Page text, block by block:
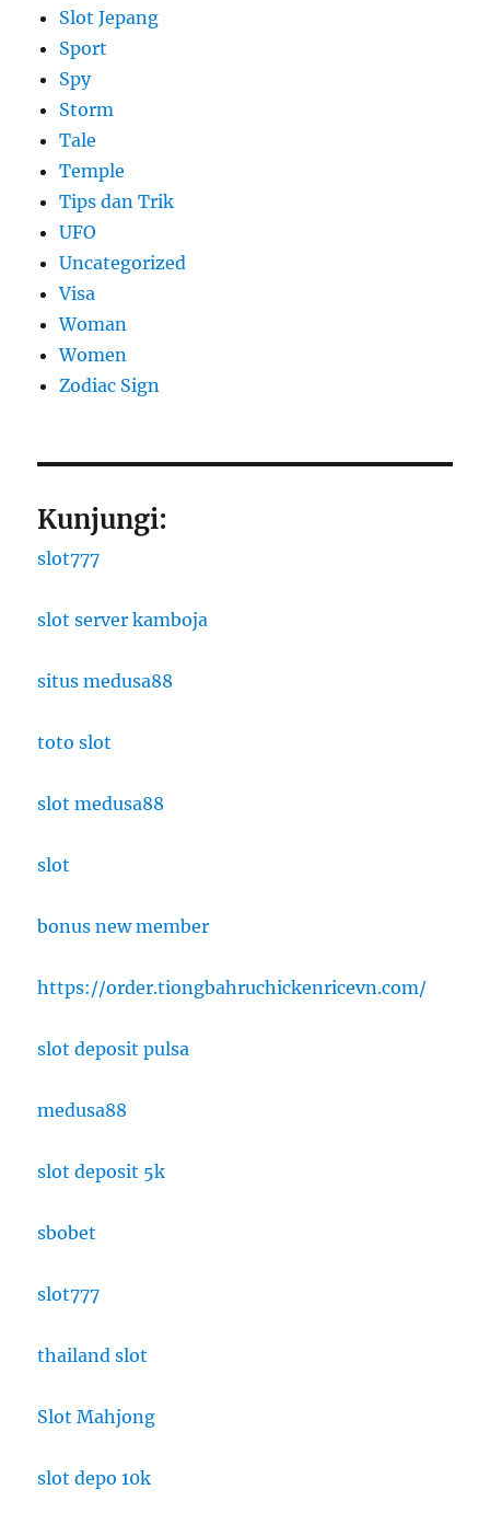
Slot Jepang
Sport
Spy
Storm
Tale
Temple
Tips dan Trik
UFO
Uncategorized
Visa
Woman
Women
Zodiac Sign
Kunjungi:
slot777
slot server kamboja
situs medusa88
toto slot
slot medusa88
slot
bonus new member
https://order.tiongbahruchickenricevn.com/
slot deposit pulsa
medusa88
slot deposit 5k
sbobet
slot777
thailand slot
Slot Mahjong
slot depo 10k